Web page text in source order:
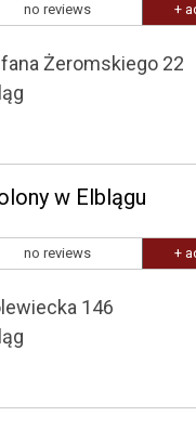
no reviews +
Żeromskiego 22
w Elblągu
no reviews +
146